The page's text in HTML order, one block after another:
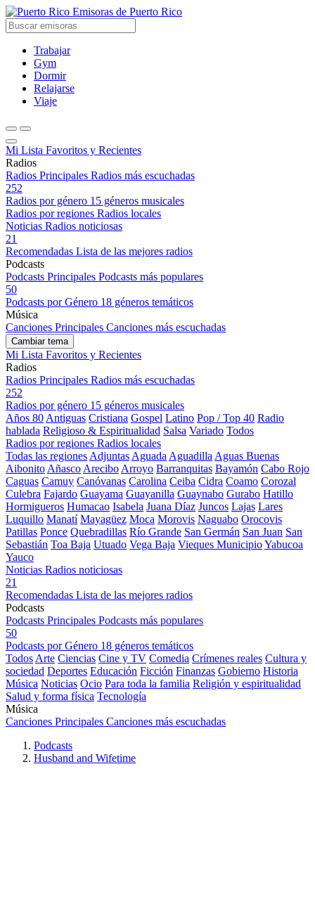
Emisoras de Puerto Rico
Trabajar
Gym
Dormir
Relajarse
Viaje
Mi Lista Favoritos y Recientes
Radios
Radios Principales Radios más escuchadas
252
Radios por género 15 géneros musicales
Radios por regiones Radios locales
Noticias Radios noticiosas
21
Recomendadas Lista de las mejores radios
Podcasts
Podcasts Principales Podcasts más populares
50
Podcasts por Género 18 géneros temáticos
Música
Canciones Principales Canciones más escuchadas
Cambiar tema
Mi Lista Favoritos y Recientes
Radios
Radios Principales Radios más escuchadas
252
Radios por género 15 géneros musicales
Años 80 Antiguas Cristiana Gospel Latino Pop / Top 40 Radio
hablada Religioso & Espiritualidad Salsa Variado Todos
Radios por regiones Radios locales
Todas las regiones Adjuntas Aguada Aguadilla Aguas Buenas
Aibonito Añasco Arecibo Arroyo Barranquitas Bayamón Cabo Rojo
Caguas Camuy Canóvanas Carolina Ceiba Cidra Coamo Corozal
Culebra Fajardo Guayama Guayanilla Guaynabo Gurabo Hatillo
Hormigueros Humacao Isabela Juana Díaz Juncos Lajas Lares
Luquillo Manatí Mayagüez Moca Morovis Naguabo Orocovis
Patillas Ponce Quebradillas Río Grande San Germán San Juan San
Sebastián Toa Baja Utuado Vega Baja Vieques MunicipioYabucoa
Yauco
Noticias Radios noticiosas
21
Recomendadas Lista de las mejores radios
Podcasts
Podcasts Principales Podcasts más populares
50
Podcasts por Género 18 géneros temáticos
Todos Arte Ciencias Cine y TV Comedia Crímenes reales Cultura y
sociedad Deportes Educación Ficción Finanzas Gobierno Historia
Música Noticias Ocio Para toda la familia Religión y espiritualidad
Salud y forma física Tecnología
Música
Canciones Principales Canciones más escuchadas
Podcasts
Husband and Wifetime